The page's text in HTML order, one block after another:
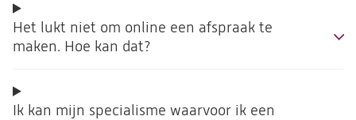
Het lukt niet om online een afspraak te
maken. Hoe kan dat?
Ik kan mijn specialisme waarvoor ik een